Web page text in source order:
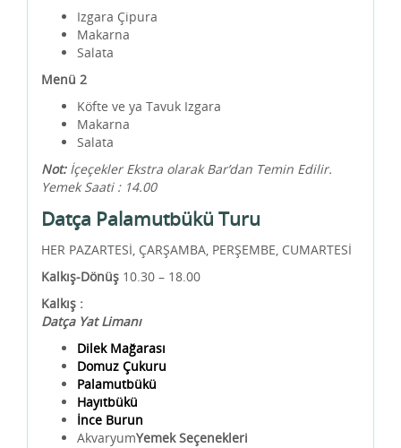
Izgara Çipura
Makarna
Salata
Menü 2
Köfte ve ya Tavuk Izgara
Makarna
Salata
Not: İçeçekler Ekstra olarak Bar’dan Temin Edilir.
Yemek Saati : 14.00
Datça Palamutbükü Turu
HER PAZARTESİ, ÇARŞAMBA, PERŞEMBE, CUMARTESİ
Kalkış-Dönüş 10.30 – 18.00
Kalkış :
Datça Yat Limanı
Dilek Mağarası
Domuz Çukuru
Palamutbükü
Hayıtbükü
İnce Burun
AkvaryumYemek Seçenekleri